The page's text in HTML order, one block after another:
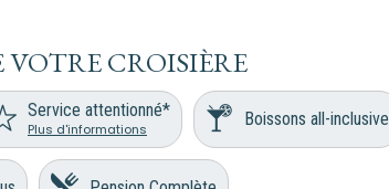
VOTRE CROISIÈRE
Service attentionné*
Plus d'informations Boissons all-inclusive